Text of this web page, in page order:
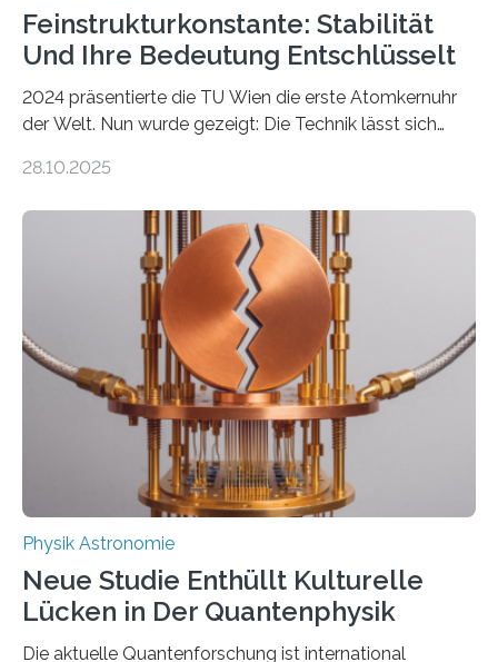
Feinstrukturkonstante: Stabilität
Und Ihre Bedeutung Entschlüsselt
2024 präsentierte die TU Wien die erste Atomkernuhr
der Welt. Nun wurde gezeigt: Die Technik lässt sich
fundamentalen Physik nachzugehen. Thorium-
Messungen verwenden. Das hatte man jahrzehntelang
vermutet, weltweit war nach den passenden
Atomkern-Zuständen gesucht worden, 2024 gelang
einem Team der TU Wien mit Unterstützung
internationaler Partner der entscheidende Durchbruch:
Der lange diskutierte Thorium-Kernübergang wurde
gefunden. Kurz darauf konnte man zeigen, dass sich
Thorium tatsächlich nutzen lässt, um hochpräzise…
28.10.2025
Physik Astronomie
Neue Studie Enthüllt Kulturelle
Lücken in Der Quantenphysik
Die aktuelle Quantenforschung ist international